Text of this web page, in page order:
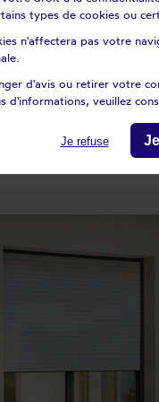
ne sont pas
à fonctionner au-
et un risque accru
ou qui ne s'arrête
l'ensemble du tablier,
types de cookies ou
n'affectera pas votre
d'avis ou retirer votre
d'informations, veuillez
Je refuse